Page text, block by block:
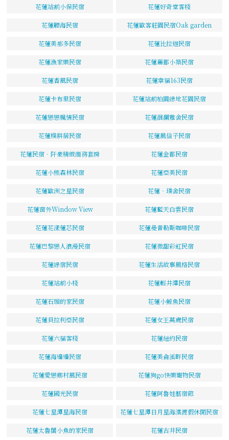
花蓮站前小保民宿 花蓮好奇堂客棧
花蓮聽海民宿 花蓮歐客莊園民宿Oak garden
花蓮美那多民宿 花蓮比拉迦民宿
花蓮漁家樂民宿 花蓮麗都小築民宿
花蓮香風民宿 花蓮幸福163民宿
花蓮卡布里民宿 花蓮站前柏園綠地花園民宿
花蓮戀戀楓情民宿 花蓮洄瀾雅舍民宿
花蓮樸耕居民宿 花蓮風信子民宿
花蓮民宿．阡豪精緻商務套房 花蓮金都民宿
花蓮小熊森林民宿 花蓮亞美民宿
花蓮歐洲之星民宿 花蓮‧璞舍民宿
花蓮窗外Window View 花蓮藍天白雲民宿
花蓮花漾蓮芯民宿 花蓮曼普勒斯咖啡民宿
花蓮巴黎戀人浪漫民宿 花蓮微甜彩虹民宿
花蓮綠宿民宿 花蓮生活故事風格民宿
花蓮站前小棧 花蓮輕井澤民宿
花蓮石頭的家民宿 花蓮小鯨魚民宿
花蓮貝拉利亞民宿 花蓮女王萬歲民宿
花蓮六福客棧 花蓮紐約民宿
花蓮海邊邊民宿 花蓮美侖溪畔民宿
花蓮愛戀鄉村風民宿 花蓮狗go快樂寵物民宿
花蓮國光民宿 花蓮阿魯娃藝宿館
花蓮七星潭星海民宿 花蓮七星潭日月星海濱渡假休閒民宿
花蓮太魯閣小魚的家民宿 花蓮古井民宿